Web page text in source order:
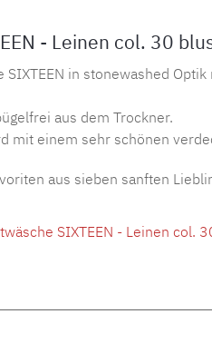
- Leinen col. 30
in stonewashed
aus dem Trockner.
mit einem sehr schönen
aus sieben sanften
SIXTEEN - Leinen col.